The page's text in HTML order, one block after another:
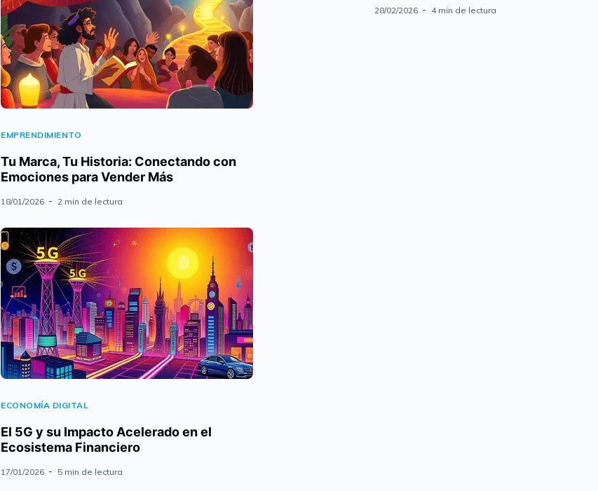
EMPRENDIMIENTO
Tu Marca, Tu Historia: Conectando con
Emociones para Vender Más
18/01/2026 2 min de lectura
ECONOMÍA DIGITAL
El 5G y su Impacto Acelerado en el
Ecosistema Financiero
17/01/2026 5 min de lectura
28/02/2026 4 min de lectura